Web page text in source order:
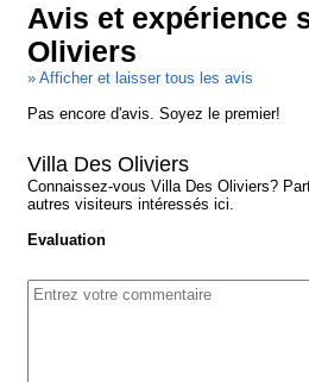
Avis et expérience
Oliviers
» Afficher et laisser tous les avis
Pas encore d'avis. Soyez le premier!
Villa Des Oliviers
Connaissez-vous Villa Des Oliviers?
autres visiteurs intéressés ici.
Evaluation